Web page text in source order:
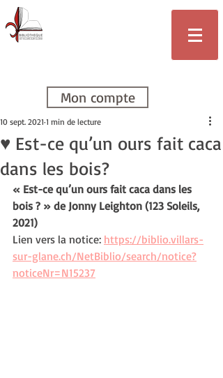
Mon compte
♥ Est-ce qu’un ours fait caca
dans les bois?
10 sept. 2021 1 min de lecture
« Est-ce qu’un ours fait caca dans les
bois ? » de Jonny Leighton (123 Soleils,
2021)
Lien vers la notice: https://biblio.villars-
sur-glane.ch/NetBiblio/search/notice?
noticeNr=N15237